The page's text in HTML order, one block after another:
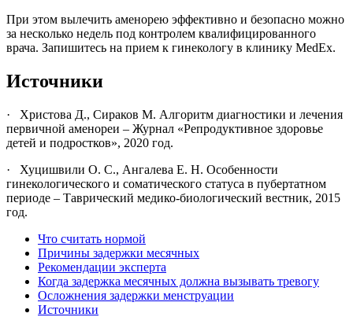
При этом вылечить аменорею эффективно и безопасно можно
за несколько недель под контролем квалифицированного
врача. Запишитесь на прием к гинекологу в клинику MedEx.
Источники
· Христова Д., Сираков М. Алгоритм диагностики и лечения
первичной аменореи – Журнал «Репродуктивное здоровье
детей и подростков», 2020 год.
· Хуцишвили О. С., Ангалева Е. Н. Особенности
гинекологического и соматического статуса в пубертатном
периоде – Таврический медико-биологический вестник, 2015
год.
Что считать нормой
Причины задержки месячных
Рекомендации эксперта
Когда задержка месячных должна вызывать тревогу
Осложнения задержки менструации
Источники